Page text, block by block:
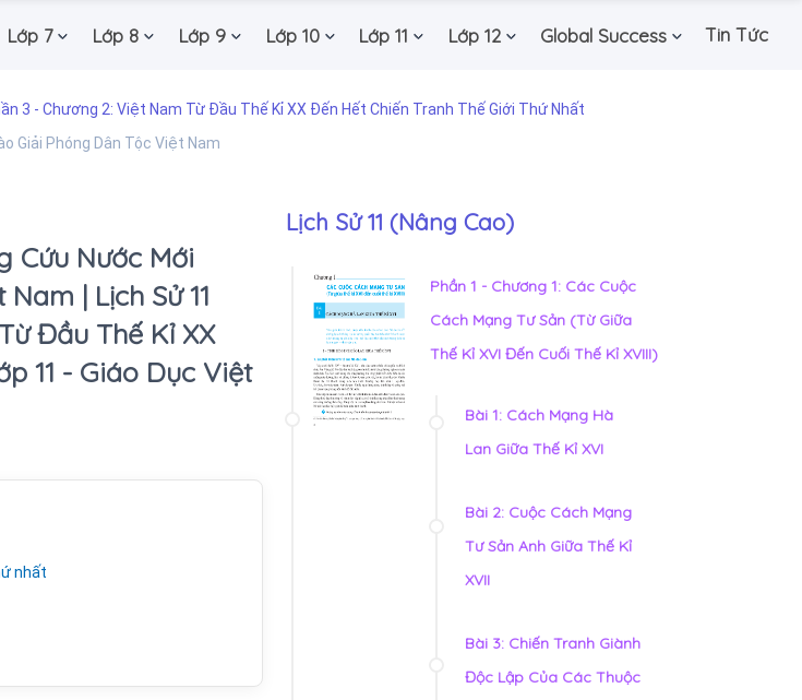
Lớp 7 Lớp 8 Lớp 9 Lớp 10 Lớp 11 Lớp 12 Global Success Tin Tức
3 - Chương 2: Việt Nam Từ Đầu Thế Kỉ XX Đến Hết Chiến Tranh Thế Giới Thứ Nhất
Giải Phóng Dân Tộc Việt Nam
Cứu Nước Mới
| Lịch Sử 11
Đầu Thế Kỉ XX
11 - Giáo Dục Việt
nhất
Lịch Sử 11 (Nâng Cao)
Phần 1 - Chương 1: Các Cuộc
Cách Mạng Tư Sản (Từ Giữa
Thế Kỉ XVI Đến Cuối Thế Kỉ XVIII)
Bài 1: Cách Mạng Hà
Lan Giữa Thế Kỉ XVI
Bài 2: Cuộc Cách Mạng
Tư Sản Anh Giữa Thế Kỉ
XVII
Bài 3: Chiến Tranh Giành
Độc Lập Của Các Thuộc